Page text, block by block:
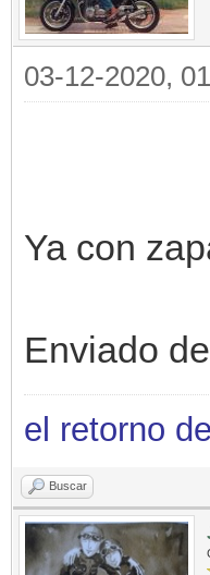
03-12-2020,
Ya con
Enviado
el retorno
Buscar